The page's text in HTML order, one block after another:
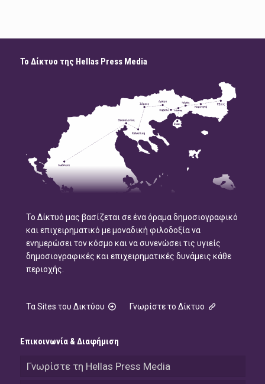
Το Δίκτυο της Hellas Press Media
Το Δίκτυό μας βασίζεται σε ένα όραμα δημοσιογραφικό
και επιχειρηματικό με μοναδική φιλοδοξία να
ενημερώσει τον κόσμο και να συνενώσει τις υγιείς
δημοσιογραφικές και επιχειρηματικές δυνάμεις κάθε
περιοχής.
Τα Sites του Δικτύου Γνωρίστε το Δίκτυο
Επικοινωνία & Διαφήμιση
Γνωρίστε τη Hellas Press Media